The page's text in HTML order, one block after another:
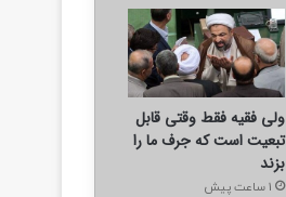
ولی فقیه فقط وقتی قابل
تبعیت است که جرف ما را
بزند
1 ساعت پیش